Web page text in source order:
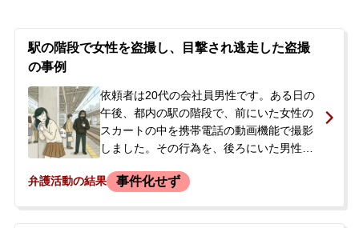
駅の階段で女性を盗撮し、目撃され逃走した盗撮
の事例
依頼者は20代の会社員男性です。ある日の
午後、都内の駅の階段で、前にいた女性の
スカートの中を携帯電話の動画機能で撮影
しました。その行為を、後ろにいた男性に
いてその場から逃走しました。被害者の女
弁護活動の結果 事件化せず